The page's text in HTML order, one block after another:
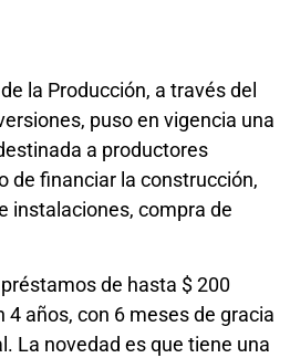
la Producción, a través del
puso en vigencia una
a productores
de financiar la construcción,
instalaciones, compra de
de hasta $ 200
4 años, con 6 meses de gracia
La novedad es que tiene una